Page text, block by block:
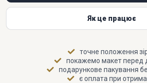
Як це працює
точне положення
покажемо макет перед
подарункове пакування
є оплата при